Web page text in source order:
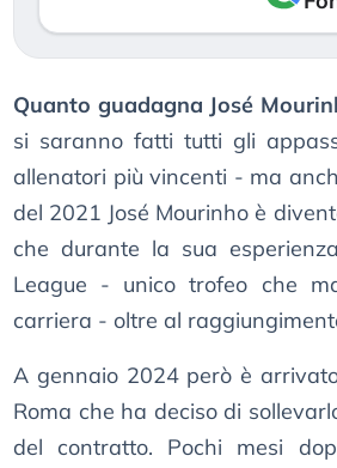
Quanto guadagna José
si saranno fatti tutti gli
allenatori più vincenti - ma
del 2021 José Mourinho è
che durante la sua
League - unico trofeo che
carriera - oltre al
A gennaio 2024 però è arrivato
Roma che ha deciso di
del contratto. Pochi mesi